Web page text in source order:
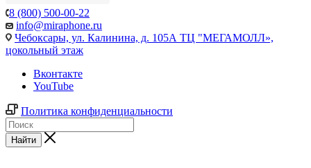
8 (800) 500-00-22
info@miraphone.ru
Чебоксары, ул. Калинина, д. 105А ТЦ "МЕГАМОЛЛ»,
цокольный этаж
Вконтакте
YouTube
Политика конфиденциальности
Найти